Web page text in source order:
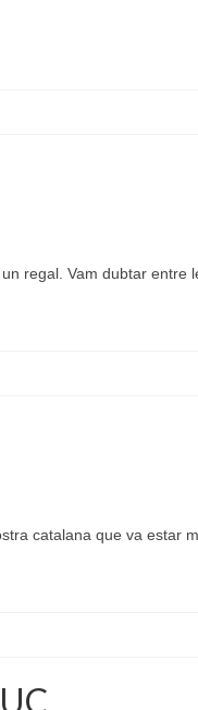
regal. Vam dubtar entre
catalana que va estar